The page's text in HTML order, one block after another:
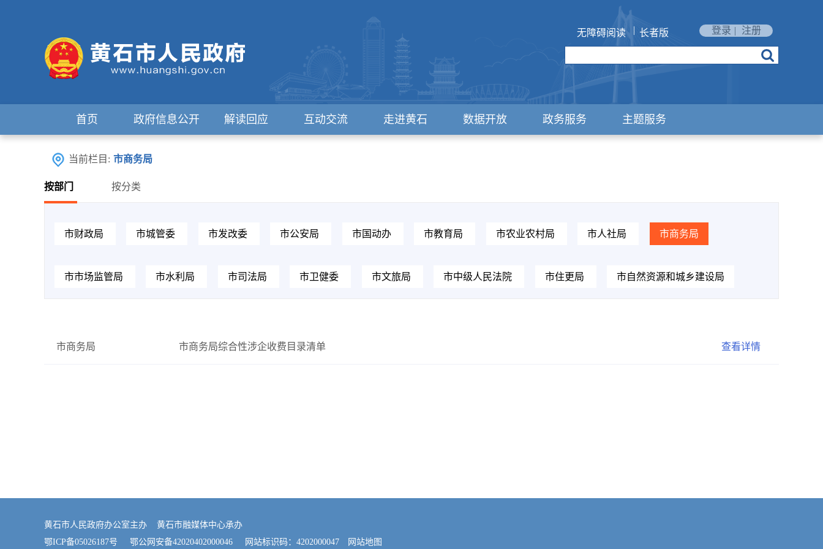
无障碍阅读 | 长者版 登录 | 注册
首页 政府信息公开 解读回应 互动交流 走进黄石 数据开放 政务服务 主题服务
当前栏目: 市商务局
按部门 按分类
市财政局 市城管委 市发改委 市公安局 市国动办 市教育局 市农业农村局 市人社局 市商务局
市市场监管局 市水利局 市司法局 市卫健委 市文旅局 市中级人民法院 市住更局 市自然资源和城乡建设局
市商务局 市商务局综合性涉企收费目录清单 查看详情
黄石市人民政府办公室主办 黄石市融媒体中心承办
鄂ICP备05026187号
鄂公网安备42020402000046 网站标识码：4202000047 网站地图